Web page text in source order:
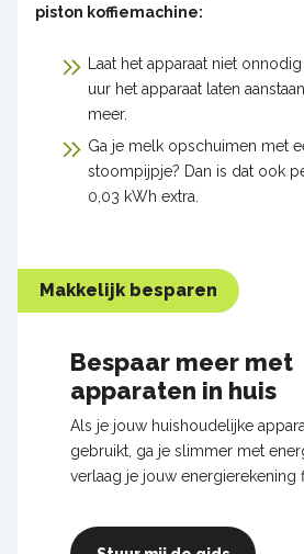
piston koffiemachine:
Laat het apparaat niet
uur het apparaat laten
meer.
Ga je melk opschuimen met
stoompijpje? Dan is dat ook
0,03 kWh extra.
Makkelijk besparen
Bespaar meer met
apparaten in huis
Als je jouw huishoudelijke
gebruikt, ga je slimmer met
verlaag je jouw energierekening